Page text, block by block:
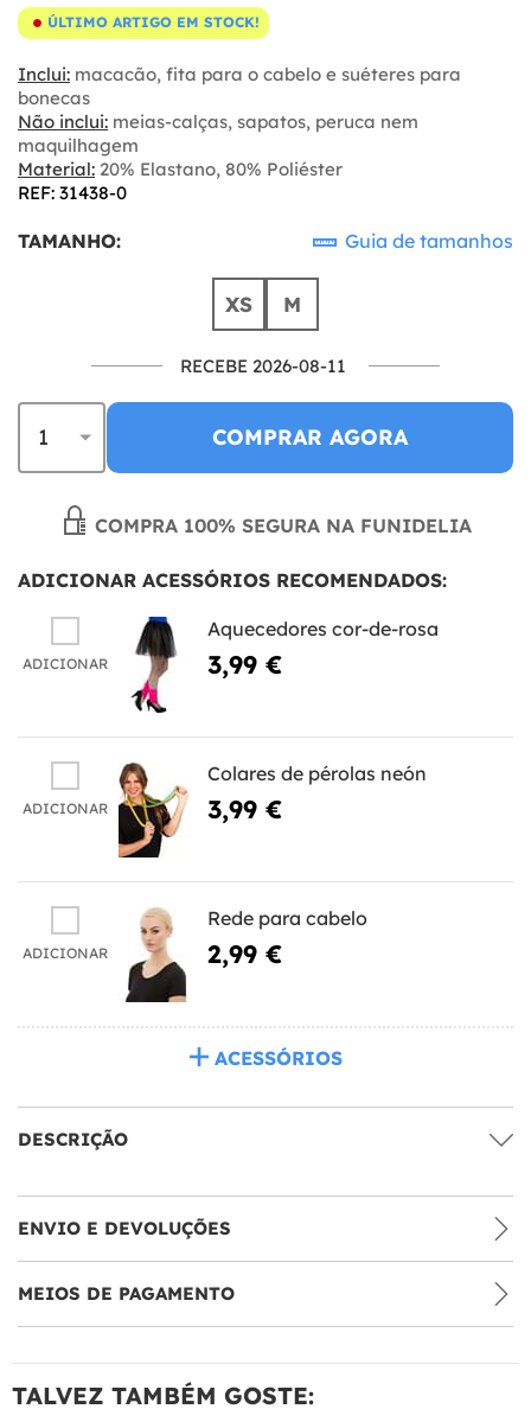
ÚLTIMO ARTIGO EM STOCK!
Inclui: macacão, fita para o cabelo e suéteres para
bonecas
Não inclui: meias-calças, sapatos, peruca nem
maquilhagem
Material: 20% Elastano, 80% Poliéster
REF: 31438-0
TAMANHO: Guia de tamanhos
XS M
RECEBE 2026-08-11
COMPRAR AGORA
COMPRA 100% SEGURA NA FUNIDELIA
ADICIONAR ACESSÓRIOS RECOMENDADOS:
ADICIONAR
Aquecedores cor-de-rosa
3,99 €
ADICIONAR
Colares de pérolas neón
3,99 €
ADICIONAR
Rede para cabelo
2,99 €
ACESSÓRIOS
DESCRIÇÃO
ENVIO E DEVOLUÇÕES
MEIOS DE PAGAMENTO
TALVEZ TAMBÉM GOSTE: